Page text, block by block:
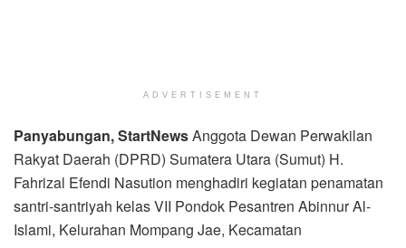
ADVERTISEMENT
Panyabungan, StartNewsAnggota Dewan Perwakilan
Rakyat Daerah (DPRD) Sumatera Utara (Sumut) H.
Fahrizal Efendi Nasution menghadiri kegiatan penamatan
santri-santriyah kelas VII Pondok Pesantren Abinnur Al-
Islami, Kelurahan Mompang Jae, Kecamatan